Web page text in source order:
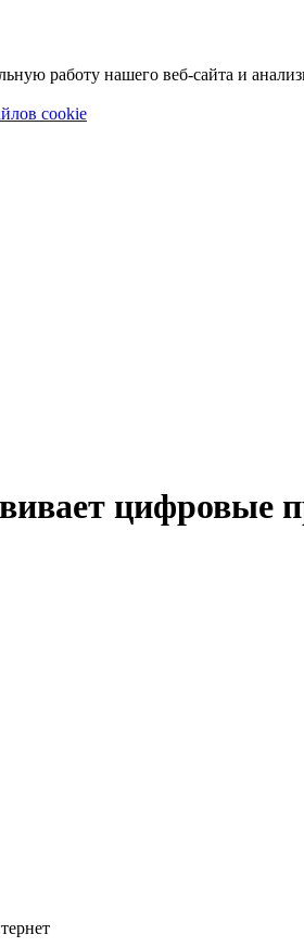
работу нашего веб-сайта и
cookie
цифровые